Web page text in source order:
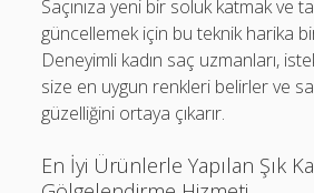
Saçınıza yeni bir soluk katmak ve
güncellemek için bu teknik harika
Deneyimli kadın saç uzmanları,
size en uygun renkleri belirler ve
güzelliğini ortaya çıkarır.
En İyi Ürünlerle Yapılan Şık